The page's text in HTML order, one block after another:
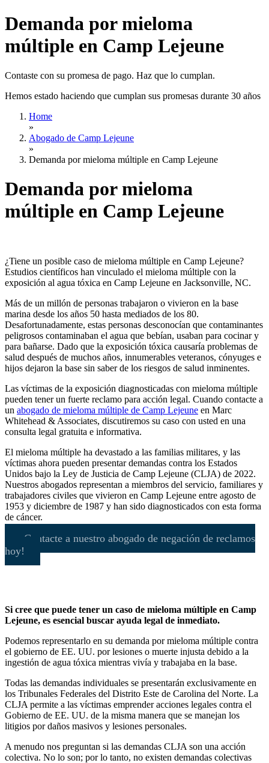
Demanda por mieloma
múltiple en Camp Lejeune
Contaste con su promesa de pago. Haz que lo cumplan.
Hemos estado haciendo que cumplan sus promesas durante 30 años
Home
»
Abogado de Camp Lejeune
»
Demanda por mieloma múltiple en Camp Lejeune
Demanda por mieloma
múltiple en Camp Lejeune
¿Tiene un posible caso de mieloma múltiple en Camp Lejeune?
Estudios científicos han vinculado el mieloma múltiple con la
exposición al agua tóxica en Camp Lejeune en Jacksonville, NC.
Más de un millón de personas trabajaron o vivieron en la base
marina desde los años 50 hasta mediados de los 80.
Desafortunadamente, estas personas desconocían que contaminantes
peligrosos contaminaban el agua que bebían, usaban para cocinar y
para bañarse. Dado que la exposición tóxica causaría problemas de
salud después de muchos años, innumerables veteranos, cónyuges e
hijos dejaron la base sin saber de los riesgos de salud inminentes.
Las víctimas de la exposición diagnosticadas con mieloma múltiple
pueden tener un fuerte reclamo para acción legal. Cuando contacte a
un abogado de mieloma múltiple de Camp Lejeune en Marc
Whitehead & Associates, discutiremos su caso con usted en una
consulta legal gratuita e informativa.
El mieloma múltiple ha devastado a las familias militares, y las
víctimas ahora pueden presentar demandas contra los Estados
Unidos bajo la Ley de Justicia de Camp Lejeune (CLJA) de 2022.
Nuestros abogados representan a miembros del servicio, familiares y
trabajadores civiles que vivieron en Camp Lejeune entre agosto de
1953 y diciembre de 1987 y han sido diagnosticados con esta forma
de cáncer.
¡Contacte a nuestro abogado de negación de reclamos
hoy!
Si cree que puede tener un caso de mieloma múltiple en Camp
Lejeune, es esencial buscar ayuda legal de inmediato.
Podemos representarlo en su demanda por mieloma múltiple contra
el gobierno de EE. UU. por lesiones o muerte injusta debido a la
ingestión de agua tóxica mientras vivía y trabajaba en la base.
Todas las demandas individuales se presentarán exclusivamente en
los Tribunales Federales del Distrito Este de Carolina del Norte. La
CLJA permite a las víctimas emprender acciones legales contra el
Gobierno de EE. UU. de la misma manera que se manejan los
litigios por daños masivos y lesiones personales.
A menudo nos preguntan si las demandas CLJA son una acción
colectiva. No lo son; por lo tanto, no existen demandas colectivas